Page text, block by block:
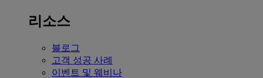
리소스
블로그
고객 성공 사례
이벤트 및 웨비나